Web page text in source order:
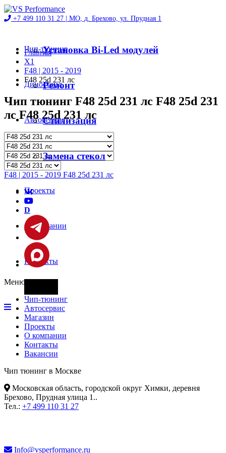
+7 499 110 31 27 | МО, д. Брехово, ул. Прудная 1
Чип-тюнинг
Диностенд
Автосервис
Магазин
Проекты
О компании
Контакты
Установка Bi-Led модулей
Ремонт
Стилизация
Замена стекол
Главная
X1
F48 | 2015 - 2019
F48 25d 231 лс
Чип тюнинг F48 25d 231 лс F48 25d 231
лс F48 25d 231 лс
F48 | 2015 - 2019 F48 25d 231 лс
D
Меню
Чип-тюнинг
Автосервис
Магазин
Проекты
О компании
Контакты
Вакансии
Чип тюнинг в Москве
Московская область, городской округ Химки, деревня
Брехово, Прудная улица 1..
Тел.: +7 499 110 31 27
Info@vsperformance.ru